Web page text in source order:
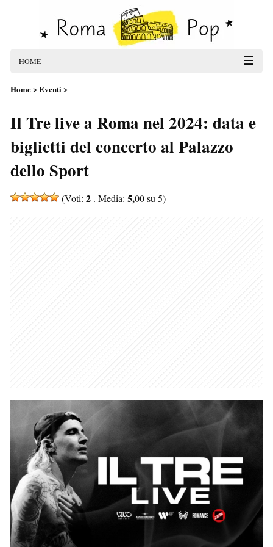
HOME ☰
Home>Eventi>
Il Tre live a Roma nel 2024: data e
biglietti del concerto al Palazzo
dello Sport
(Voti: 2 . Media: 5,00su 5)